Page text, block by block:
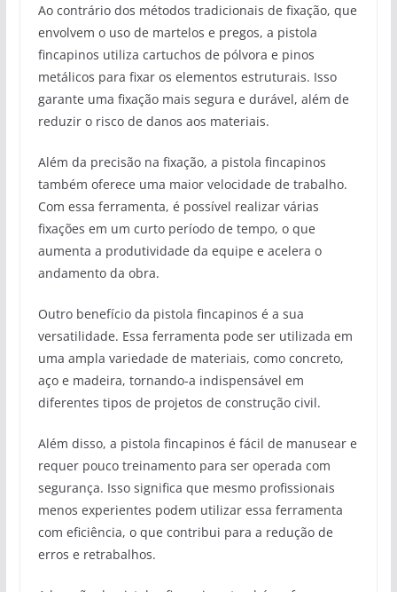
Ao contrário dos métodos tradicionais de fixação, que
envolvem o uso de martelos e pregos, a pistola
fincapinos utiliza cartuchos de pólvora e pinos
metálicos para fixar os elementos estruturais. Isso
garante uma fixação mais segura e durável, além de
reduzir o risco de danos aos materiais.
Além da precisão na fixação, a pistola fincapinos
também oferece uma maior velocidade de trabalho.
Com essa ferramenta, é possível realizar várias
fixações em um curto período de tempo, o que
aumenta a produtividade da equipe e acelera o
andamento da obra.
Outro benefício da pistola fincapinos é a sua
versatilidade. Essa ferramenta pode ser utilizada em
uma ampla variedade de materiais, como concreto,
aço e madeira, tornando-a indispensável em
diferentes tipos de projetos de construção civil.
Além disso, a pistola fincapinos é fácil de manusear e
requer pouco treinamento para ser operada com
segurança. Isso significa que mesmo profissionais
menos experientes podem utilizar essa ferramenta
com eficiência, o que contribui para a redução de
erros e retrabalhos.